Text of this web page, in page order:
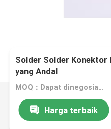
Solder Solder Konektor
yang Andal
MOQ：Dapat dinegosiasikan
Harga terbaik